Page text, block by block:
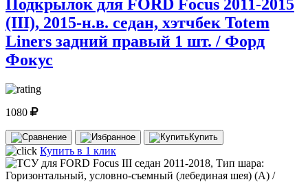
Подкрылок для FORD Focus 2011-2015
(III), 2015-н.в. седан, хэтчбек Totem
Liners задний правый 1 шт. / Форд
Фокус
1080
Купить
Купить в 1 клик